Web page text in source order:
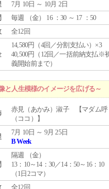
7月 10日 ～ 10月 2日
毎週 （金） 16 ：30 ～ 17 ：50
全12回
14,580円（4回／分割支払い）×3
40,500円（12回／一括前納支払※
義開始前まで）
人生模様のイメージを広げる～
赤見（あかみ）淑子 【マダム呼
（ココ）】
7月 10日 ～ 9月 25日
B Week
隔週 （金）
13：10～14：30／14：50～16：10
（1日2コマ）
全12回